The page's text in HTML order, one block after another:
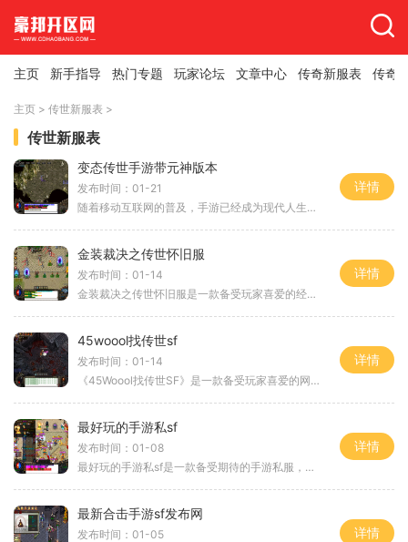
主页 新手指导 热门专题 玩家论坛 文章中心 传奇新服表 传奇
主页 > 传世新服表 >
传世新服表
变态传世手游带元神版本
发布时间：01-21
随着移动互联网的普及，手游已经成为现代人生活中不可或缺的一部分。而众多手游中，《变态传世手游带元神版本》以其独特的游戏玩法和精致的画面，吸引了无数玩家的关注。它是
详情
金装裁决之传世怀旧服
发布时间：01-14
金装裁决之传世怀旧服是一款备受玩家喜爱的经典传奇游戏。它将传统的传世游戏玩法与新颖的怀旧元素相结合，为玩家们带来了独特的游戏体验。以下将详细介绍金装裁决之传世怀旧
详情
45woool找传世sf
发布时间：01-14
《45Woool找传世SF》是一款备受玩家喜爱的网络游戏。作为一款传世类的游戏，它以丰富的游戏内容、精致的画面和刺激的玩法而闻名。玩家可以体验到刺激的战斗、华丽的技能、多样的
详情
最好玩的手游私sf
发布时间：01-08
最好玩的手游私sf是一款备受期待的手游私服，它带给玩家一个全新的游戏体验。游戏内拥有丰富多样的玩法，让玩家们尽情享受游戏乐趣。下面让我们一起来了解一下这款手游私sf的具
详情
最新合击手游sf发布网
发布时间：01-05
详情